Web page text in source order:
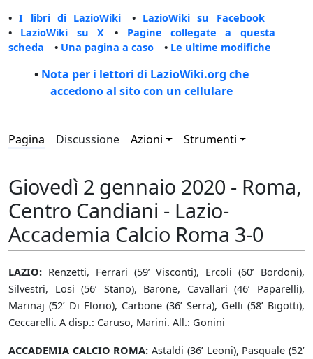
•I libri di LazioWiki • LazioWiki su Facebook
• LazioWiki su X • Pagine collegate a questa
scheda • Una pagina a caso • Le ultime modifiche
• Nota per i lettori di LazioWiki.org che
accedono al sito con un cellulare
Pagina Discussione Azioni Strumenti
Giovedì 2 gennaio 2020 - Roma,
Centro Candiani - Lazio-
Accademia Calcio Roma 3-0
LAZIO: Renzetti, Ferrari (59’ Visconti), Ercoli (60’ Bordoni),
Silvestri, Losi (56’ Stano), Barone, Cavallari (46’ Paparelli),
Marinaj (52’ Di Florio), Carbone (36’ Serra), Gelli (58’ Bigotti),
Ceccarelli. A disp.: Caruso, Marini. All.: Gonini
ACCADEMIA CALCIO ROMA: Astaldi (36’ Leoni), Pasquale (52’